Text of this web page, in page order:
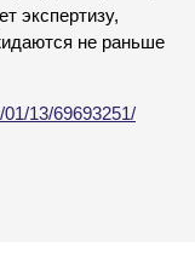
экспертизу,
не раньше
13/69693251/